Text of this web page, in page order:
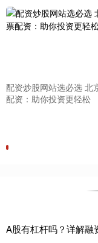
配资炒股网站选必选 北
配资：助你投资更轻松
A股有杠杆吗？详解融